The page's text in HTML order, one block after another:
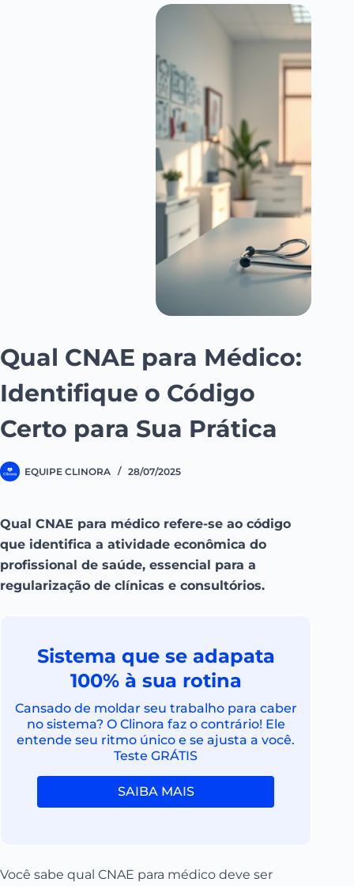
Qual CNAE para Médico:
Identifique o Código
Certo para Sua Prática
EQUIPE CLINORA 28/07/2025
Qual CNAE para médico refere-se ao código
que identifica a atividade econômica do
profissional de saúde, essencial para a
regularização de clínicas e consultórios.
Sistema que se adapata
100% à sua rotina
Cansado de moldar seu trabalho para caber
no sistema? O Clinora faz o contrário! Ele
entende seu ritmo único e se ajusta a você.
Teste GRÁTIS
SAIBA MAIS
Você sabe qual CNAE para médico deve ser